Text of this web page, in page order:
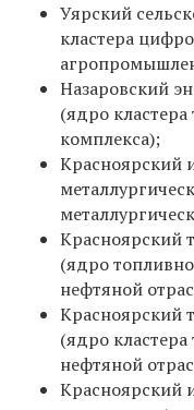
Уярский
кластера
Назаровский
(ядро
комплекса);
Красноярский
Красноярский
(ядро
нефтяной
Красноярский
(ядро
нефтяной
Красноярский